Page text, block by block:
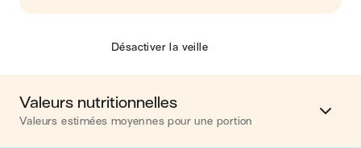
Désactiver la veille
Valeurs nutritionnelles
Valeurs estimées moyennes pour une portion